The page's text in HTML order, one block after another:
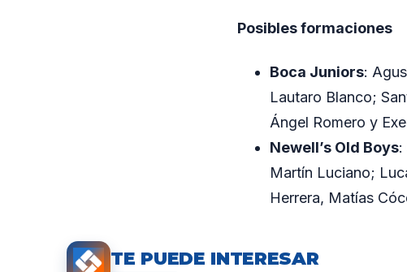
Posibles formaciones
Boca Juniors:
Lautaro Blanco;
Ángel Romero y
Newell’s Old Boys:
Martín Luciano;
Herrera, Matías
TE PUEDE INTERESAR